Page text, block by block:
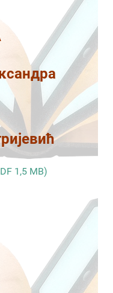
1,5 MB)